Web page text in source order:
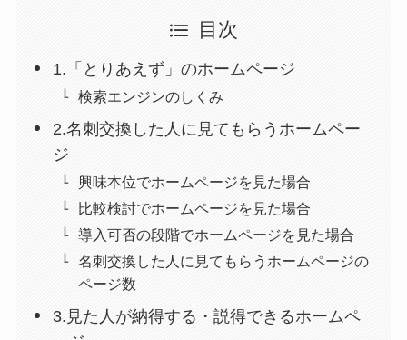
目次
1.「とりあえず」のホームページ
検索エンジンのしくみ
2.名刺交換した人に見てもらうホームペー
ジ
興味本位でホームページを見た場合
比較検討でホームページを見た場合
導入可否の段階でホームページを見た場合
名刺交換した人に見てもらうホームページの
ページ数
3.見た人が納得する・説得できるホームペ